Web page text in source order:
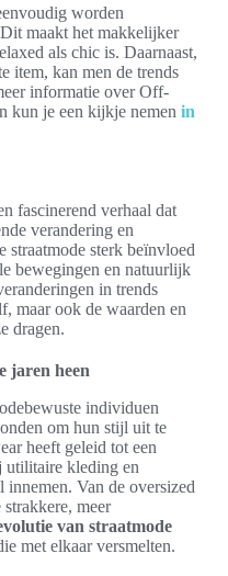
worden
maakt het makkelijker
als chic is. Daarnaast,
item, kan men de trends
informatie over Off-
kun je een kijkje nemen in
fascinerend verhaal dat
verandering en
straatmode sterk beïnvloed
bewegingen en natuurlijk
in trends
maar ook de waarden en
dragen.
jaren heen
individuen
om hun stijl uit te
heeft geleid tot een
utilitaire kleding en
innemen. Van de oversized
meer
van straatmode
met elkaar versmelten.